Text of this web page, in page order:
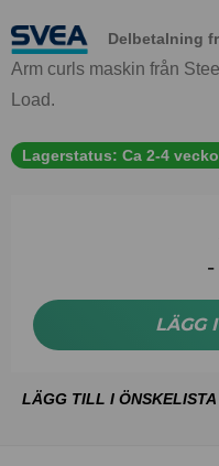
Delbetalning
Arm curls maskin från
Load.
Lagerstatus: Ca 2-4
LÄGG